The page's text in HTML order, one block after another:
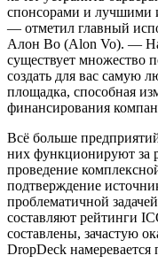
спонсорами и лучшими
— отметил главный
Алон Во (Alon Vo). —
существует множество
создать для вас самую
площадка, способная
финансирования
Всё больше
них функционируют за
проведение
подтверждение
проблематичной
составляют рейтинги
составлены, зачастую
DropDeck